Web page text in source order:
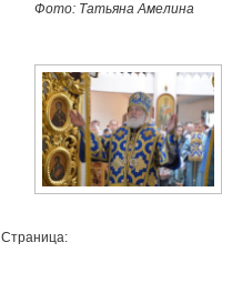
Фото: Татьяна Амелина
Страница: